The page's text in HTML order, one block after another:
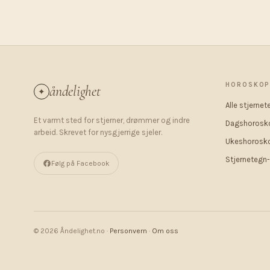
✦ åndelighet
Et varmt sted for stjerner, drømmer og indre
arbeid. Skrevet for nysgjerrige sjeler.
Følg på Facebook
HOROSKOP
Alle
© 2026 Åndelighet.no · Personvern · Om oss